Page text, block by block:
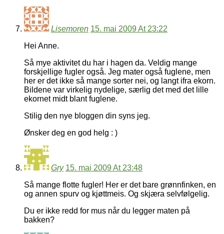
Lisemoren 15. mai 2009 At 23:22
Hei Anne.
Så mye aktivitet du har i hagen da. Veldig mange
forskjellige fugler også. Jeg mater også fuglene, men
her er det ikke så mange sorter nei, og langt ifra ekorn.
Bildene var virkelig nydelige, særlig det med det lille
ekornet midt blant fuglene.
Stilig den nye bloggen din syns jeg.
Ønsker deg en god helg : )
Gry 15. mai 2009 At 23:48
Så mange flotte fugler! Her er det bare grønnfinken, en
og annen spurv og kjøttmeis. Og skjæra selvfølgelig.
Du er ikke redd for mus når du legger maten på
bakken?